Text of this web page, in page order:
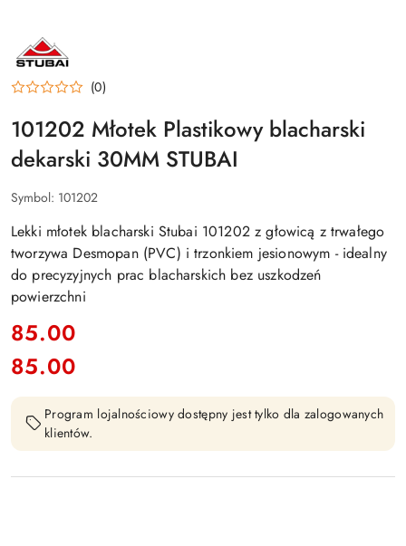
STUBAI
(0)
101202 Młotek Plastikowy blacharski
dekarski 30MM STUBAI
Symbol: 101202
Lekki młotek blacharski Stubai 101202 z głowicą z trwałego
tworzywa Desmopan (PVC) i trzonkiem jesionowym - idealny
do precyzyjnych prac blacharskich bez uszkodzeń
powierzchni
cena:
85.00
Cena:
85.00
Program lojalnościowy dostępny jest tylko dla zalogowanych
klientów.